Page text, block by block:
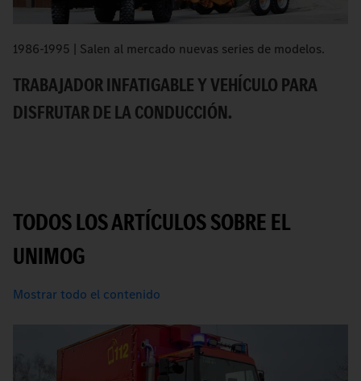
1986-1995 | Salen al mercado nuevas series de modelos.
TRABAJADOR INFATIGABLE Y VEHÍCULO PARA
DISFRUTAR DE LA CONDUCCIÓN.
TODOS LOS ARTÍCULOS SOBRE EL
UNIMOG
Mostrar todo el contenido